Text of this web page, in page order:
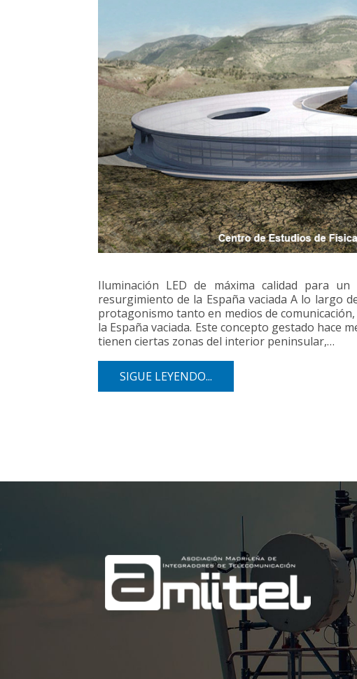
Iluminación LED de máxima calidad para
resurgimiento de la España vaciada A lo largo
protagonismo tanto en medios de
la España vaciada. Este concepto gestado hace
tienen ciertas zonas del interior peninsular,…
SIGUE LEYENDO...
;